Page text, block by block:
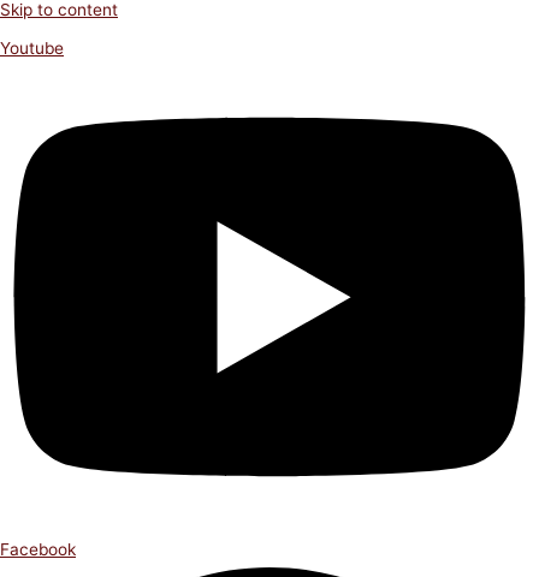
Skip to content
Youtube
Facebook